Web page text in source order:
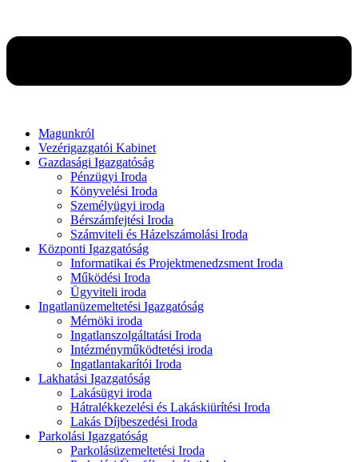
Magunkról
Vezérigazgatói Kabinet
Gazdasági Igazgatóság
Pénzügyi Iroda
Könyvelési Iroda
Személyügyi iroda
Bérszámfejtési Iroda
Számviteli és Házelszámolási Iroda
Központi Igazgatóság
Informatikai és Projektmenedzsment Iroda
Működési Iroda
Ügyviteli iroda
Ingatlanüzemeltetési Igazgatóság
Mérnöki iroda
Ingatlanszolgáltatási Iroda
Intézményműködtetési iroda
Ingatlantakarítói Iroda
Lakhatási Igazgatóság
Lakásügyi iroda
Hátralékkezelési és Lakáskiürítési Iroda
Lakás Díjbeszedési Iroda
Parkolási Igazgatóság
Parkolásüzemeltetési Iroda